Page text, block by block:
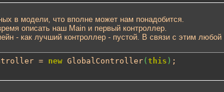
в модели, что вполне может нам понадобится.
описать наш Main и первый контроллер.
- как лучший контроллер - пустой. В связи с этим
= new GlobalController( this ) ;